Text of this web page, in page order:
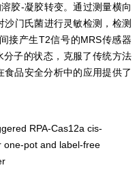
胶-凝胶转变。通过测量横向
门氏菌进行灵敏检测，检测
接产生T2信号的MRS传感器
子的状态，克服了传统方法
品安全分析中的应用提供了
RPA-Cas12a cis-
one-pot and label-free